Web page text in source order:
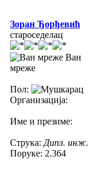
Зоран Ђорђевић
староседелац
Ван
мреже
Пол:
Организација:
Име и презиме:
Струка: Дипл. инж.
Поруке: 2.364